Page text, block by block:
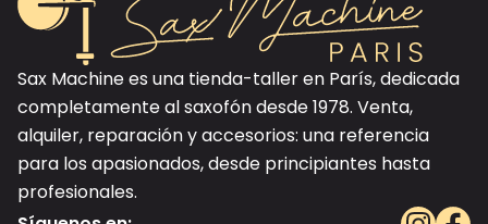
Sax Machine es una tienda-taller en París, dedicada
completamente al saxofón desde 1978. Venta,
alquiler, reparación y accesorios: una referencia
para los apasionados, desde principiantes hasta
profesionales.